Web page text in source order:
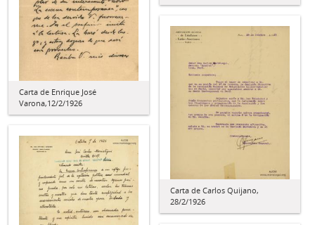
Carta de Enrique José
Varona,12/2/1926
Carta de Carlos Quijano,
28/2/1926